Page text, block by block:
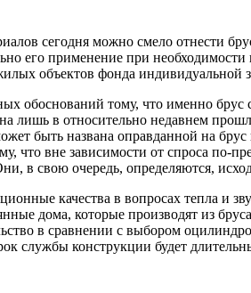
сегодня можно смело отнести
его применение при
объектов фонда индивидуальной
обоснований тому, что именно
лишь в относительно недавнем
быть названа оправданной на брус
что вне зависимости от спроса
в свою очередь, определяются,
качества в вопросах тепла и
дома, которые производят из
в сравнении с выбором
службы конструкции будет